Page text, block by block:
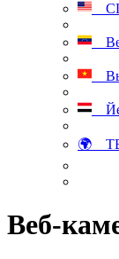
🌍 ТВ
Веб-